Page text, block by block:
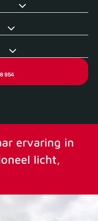
954
ervaring in
licht,